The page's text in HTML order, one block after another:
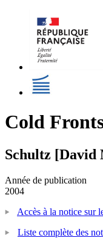
Cold
Schultz [David
Année de publication
2004
Accès à la notice sur
Liste complète des